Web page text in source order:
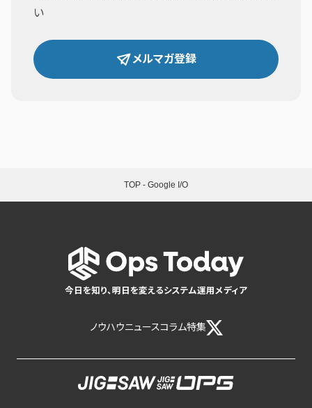
い
メルマガ登録
TOP - Google I/O
今日を知り、明日を変えるシステム運用メディア
ノウハウニュースコラム特集